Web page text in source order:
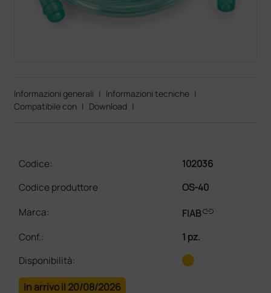
Informazioni generali | Informazioni tecniche |
Compatibile con | Download |
Codice:
102036
Codice produttore
OS-40
Marca:
FIABlink
Conf.:
1 pz.
Disponibilità:
in arrivo il 20/08/2026